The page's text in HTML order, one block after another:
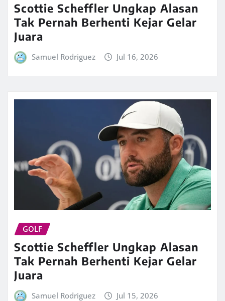
Scottie Scheffler Ungkap Alasan
Tak Pernah Berhenti Kejar Gelar
Juara
Samuel Rodriguez Jul 16, 2026
GOLF
Scottie Scheffler Ungkap Alasan
Tak Pernah Berhenti Kejar Gelar
Juara
Samuel Rodriguez Jul 15, 2026